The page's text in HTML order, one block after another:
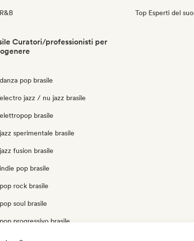
Top Esperti del
Curatori/professionisti per
pop brasile
jazz / nu jazz brasile
brasile
sperimentale brasile
fusion brasile
pop brasile
rock brasile
soul brasile
progressivo brasile
pop psichedelico brasile